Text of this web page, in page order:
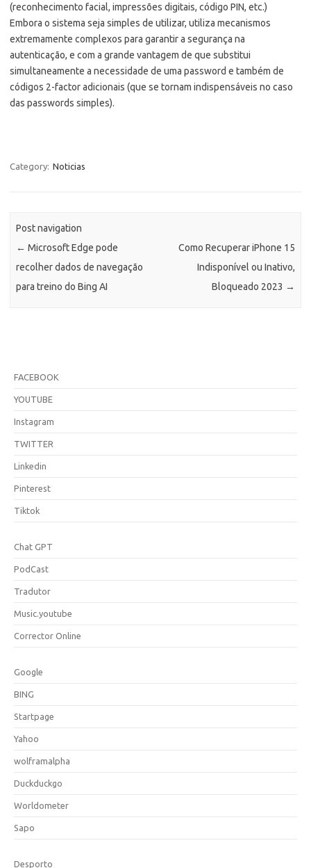
(reconhecimento facial, impressões digitais, código PIN, etc.)
Embora o sistema seja simples de utilizar, utiliza mecanismos
extremamente complexos para garantir a segurança na
autenticação, e com a grande vantagem de que substitui
simultaneamente a necessidade de uma password e também de
códigos 2-factor adicionais (que se tornam indispensáveis no caso
das passwords simples).
Category: Noticias
Post navigation
← Microsoft Edge pode
recolher dados de navegação
para treino do Bing AI
Como Recuperar iPhone 15
Indisponível ou Inativo,
Bloqueado 2023 →
FACEBOOK
YOUTUBE
Instagram
TWITTER
Linkedin
Pinterest
Tiktok
Chat GPT
PodCast
Tradutor
Music.youtube
Corrector Online
Google
BING
Startpage
Yahoo
wolframalpha
Duckduckgo
Worldometer
Sapo
Desporto